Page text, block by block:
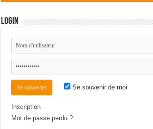
Login
Se souvenir de moi
Inscription
Mot de passe perdu ?